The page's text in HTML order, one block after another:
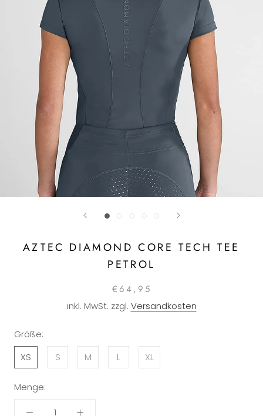
AZTEC DIAMOND CORE TECH TEE
PETROL
€64,95
inkl. MwSt. zzgl. Versandkosten
Größe:
XS
S M L XL
Menge: